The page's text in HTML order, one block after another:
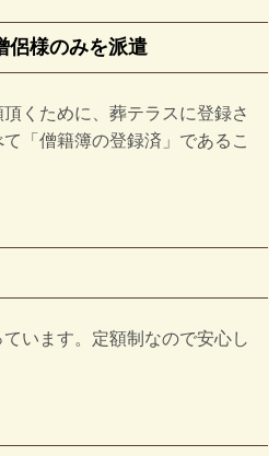
様のみを派遣
くために、葬テラスに登録さ
「僧籍簿の登録済」であるこ
います。定額制なので安心し